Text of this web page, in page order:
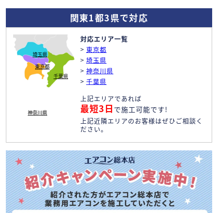
関東1都3県で対応
東京都
埼玉県
神奈川県
千葉県
対応エリア一覧
> 東京都
> 埼玉県
> 神奈川県
> 千葉県
上記エリアであれば
最短3日 で施工可能です!
上記近隣エリアのお客様はぜひご相談く
ださい。